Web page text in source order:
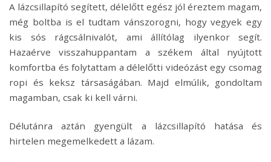
A lázcsillapító segített, délelőtt egész jól éreztem magam,
még boltba is el tudtam vánszorogni, hogy vegyek egy
kis sós rágcsálnivalót, ami állítólag ilyenkor segít.
Hazaérve visszahuppantam a székem által nyújtott
komfortba és folytattam a délelőtti videózást egy csomag
ropi és keksz társaságában. Majd elmúlik, gondoltam
magamban, csak ki kell várni.
Délutánra aztán gyengült a lázcsillapító hatása és
hirtelen megemelkedett a lázam.